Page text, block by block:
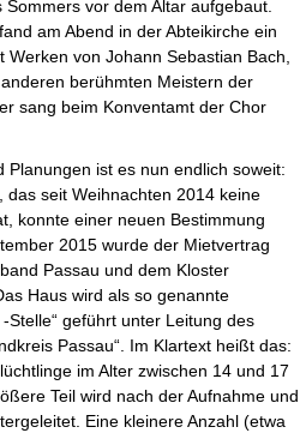
vor dem Altar aufgebaut.
am Abend in der Abteikirche ein
Werken von Johann Sebastian Bach,
berühmten Meistern der
sang beim Konventamt der Chor
Planungen ist es nun endlich soweit:
das seit Weihnachten 2014 keine
konnte einer neuen Bestimmung
2015 wurde der Mietvertrag
Passau und dem Kloster
Haus wird als so genannte
Stelle“ geführt unter Leitung des
Passau“. Im Klartext heißt das:
im Alter zwischen 14 und 17
Teil wird nach der Aufnahme und
Eine kleinere Anzahl (etwa